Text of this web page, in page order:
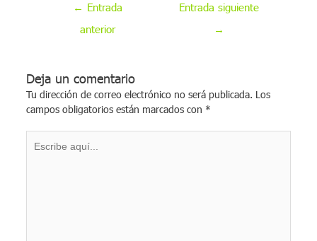
← Entrada
anterior
Entrada siguiente
→
Deja un comentario
Tu dirección de correo electrónico no será publicada. Los
campos obligatorios están marcados con *
aquí...